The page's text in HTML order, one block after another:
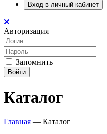
Вход в личный кабинет
Авторизация
Запомнить
Войти
Каталог
Главная — Каталог